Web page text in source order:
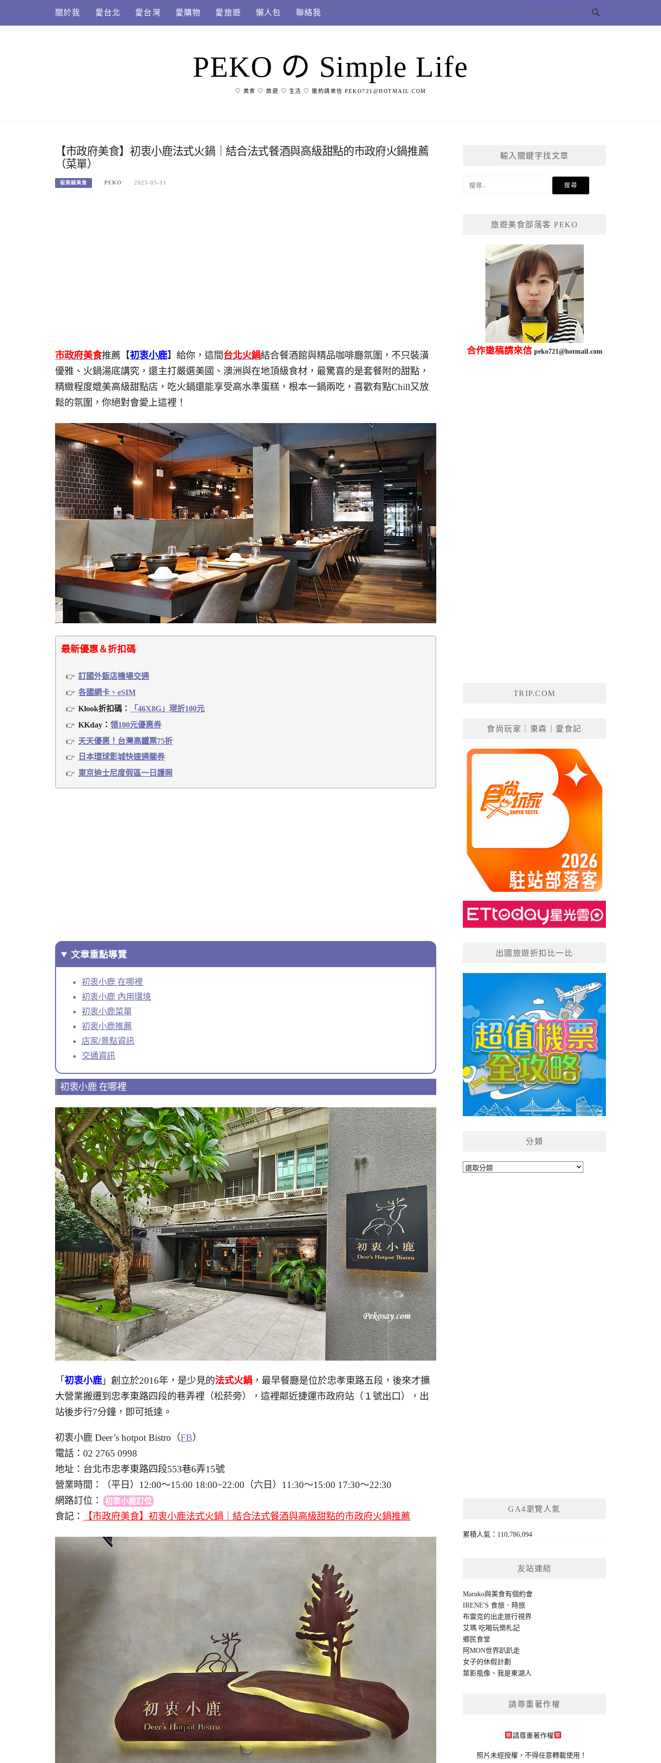
content
關於我 愛台北 愛台灣 愛購物 愛旅遊 懶人包 聯絡我
PEKO の Simple Life
♡ 美食 ♡ 旅遊 ♡ 生活 ♡ 邀約請來信 PEKO721@HOTMAIL.COM
【市政府美食】初衷小鹿法式火鍋｜結合法式餐酒與高級甜點的市政府火鍋推薦
（菜單）
板南線美食 PEKO 2025-05-11
市政府美食推薦【初衷小鹿】給你，這間台北火鍋結合餐酒館與精品咖啡廳氛圍，不只裝潢
優雅、火鍋湯底講究，還主打嚴選美國、澳洲與在地頂級食材，最驚喜的是套餐附的甜點，
精緻程度媲美高級甜點店，吃火鍋還能享受高水準蛋糕，根本一鍋兩吃，喜歡有點Chill又放
鬆的氛圍，你絕對會愛上這裡！
最新優惠＆折扣碼
訂國外飯店機場交通
各國網卡、eSIM
Klook折扣碼：
「46X8G」現折100元
KKday： 領100元優惠券
天天優惠！台灣高鐵票75折
日本環球影城快速通關券
東京迪士尼度假區一日護照
文章重點導覽
初衷小鹿 在哪裡
初衷小鹿 內用環境
初衷小鹿菜單
初衷小鹿推薦
店家/景點資訊
交通資訊
初衷小鹿 在哪裡
「 初衷小鹿 」創立於2016年，是少見的法式火鍋 ，最早餐廳是位於忠孝東路五段，後來才擴
大營業搬遷到忠孝東路四段的巷弄裡（松菸旁），這裡鄰近捷運市政府站（１號出口），出
站後步行7分鐘，即可抵達。
初衷小鹿 Deer’s hotpot Bistro（FB）
電話：02 2765 0998
地址：台北市忠孝東路四段553巷6弄15號
營業時間：（平日）12:00～15:00 18:00~22:00（六日）11:30～15:00 17:30～22:30
網路訂位 ： 初衷小鹿訂位
食記： 【市政府美食】初衷小鹿法式火鍋｜結合法式餐酒與高級甜點的市政府火鍋推薦
輸入關鍵字找文章
旅遊美食部落客 PEKO
合作邀稿請來信 peko721@hotmail.com
TRIP.COM
食尚玩家｜東森｜愛食記
出國旅遊折扣比一比
分類
分
GA4瀏覽人氣
累積人氣：110,786,094
友站連結
Maruko與美食有個約會
IRENE'S 食旅．時旅
布雷克的出走旅行視界
艾瑪 吃喝玩樂札記
鄉民食堂
阿MON世界趴趴走
女子的休假計劃
葉影瓶像 、我是東湖人
請尊重著作權
請尊重著作權
照片未經授權，不得任意轉載使用！